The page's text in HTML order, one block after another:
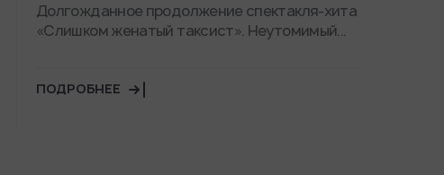
Долгожданное продолжение спектакля-хита
«Слишком женатый таксист». Неутомимый...
ПОДРОБНЕЕ